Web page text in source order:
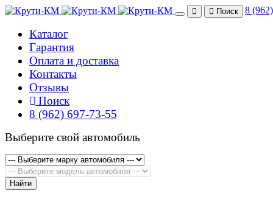
Поиск 8
Каталог
Гарантия
Оплата и доставка
Контакты
Отзывы
Поиск
8 (962) 697-73-55
Выберите свой автомобиль
Найти